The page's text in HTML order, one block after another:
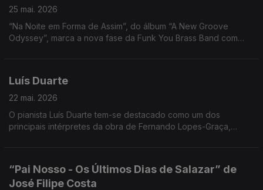
25 mai. 2026
“Na Noite em Forma de Assim”, do álbum “A New Groove
Odyssey”, marca a nova fase da Funk You Brass Band com
Luís Duarte
22 mai. 2026
O pianista Luís Duarte tem-se destacado como um dos
principais intérpretes da obra de Fernando Lopes-Graça,
“Pai Nosso - Os Últimos Dias de Salazar” de
José Filipe Costa